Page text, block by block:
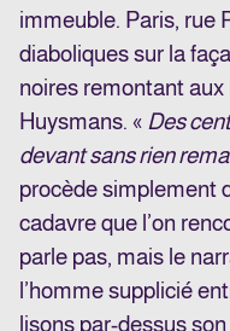
immeuble. Paris, rue
diaboliques sur la
noires remontant
Huysmans. « Des
devant sans rien
procède simplement
cadavre que l’on
parle pas, mais le
l’homme supplicié
lisons par-dessus